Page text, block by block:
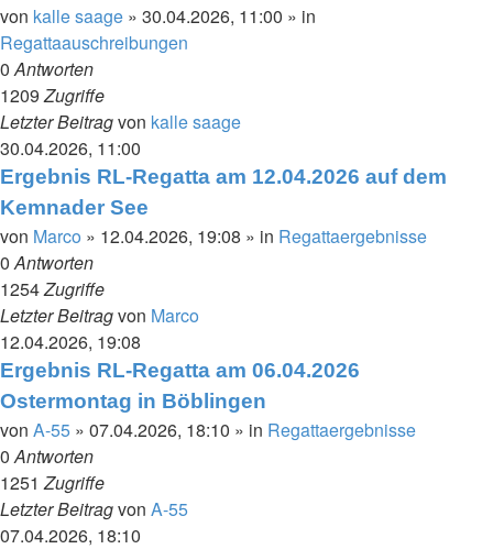
von kalle saage » 30.04.2026, 11:00 » in
Regattaauschreibungen
0Antworten
1209Zugriffe
Letzter Beitragvon kalle saage
30.04.2026, 11:00
Ergebnis RL-Regatta am 12.04.2026 auf dem
Kemnader See
von Marco » 12.04.2026, 19:08 » in Regattaergebnisse
0Antworten
1254Zugriffe
Letzter Beitragvon Marco
12.04.2026, 19:08
Ergebnis RL-Regatta am 06.04.2026
Ostermontag in Böblingen
von A-55 » 07.04.2026, 18:10 » in Regattaergebnisse
0Antworten
1251Zugriffe
Letzter Beitragvon A-55
07.04.2026, 18:10